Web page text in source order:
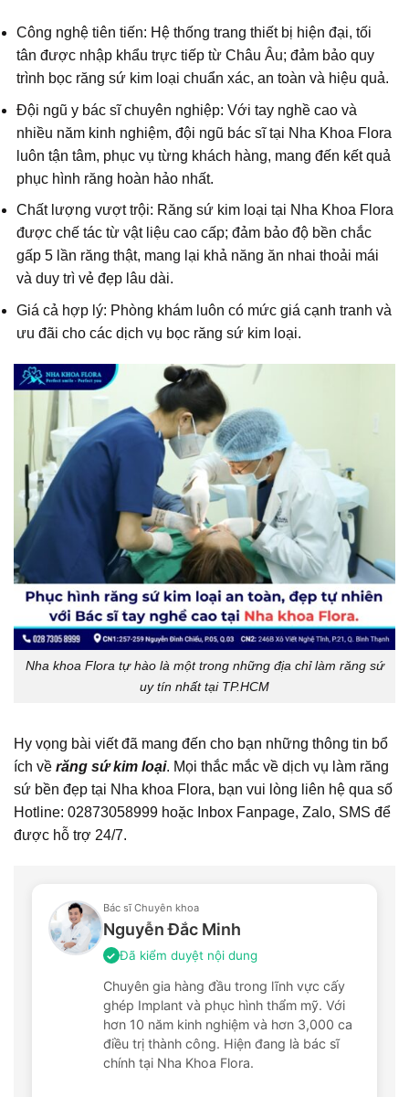
Công nghệ tiên tiến: Hệ thống trang thiết bị hiện đại, tối
tân được nhập khẩu trực tiếp từ Châu Âu; đảm bảo quy
trình bọc răng sứ kim loại chuẩn xác, an toàn và hiệu quả.
Đội ngũ y bác sĩ chuyên nghiệp: Với tay nghề cao và
nhiều năm kinh nghiệm, đội ngũ bác sĩ tại Nha Khoa Flora
luôn tận tâm, phục vụ từng khách hàng, mang đến kết quả
phục hình răng hoàn hảo nhất.
Chất lượng vượt trội: Răng sứ kim loại tại Nha Khoa Flora
được chế tác từ vật liệu cao cấp; đảm bảo độ bền chắc
gấp 5 lần răng thật, mang lại khả năng ăn nhai thoải mái
và duy trì vẻ đẹp lâu dài.
Giá cả hợp lý: Phòng khám luôn có mức giá cạnh tranh và
ưu đãi cho các dịch vụ bọc răng sứ kim loại.
Nha khoa Flora tự hào là một trong những địa chỉ làm răng sứ
uy tín nhất tại TP.HCM
Hy vọng bài viết đã mang đến cho bạn những thông tin bổ
ích về răng sứ kim loại. Mọi thắc mắc về dịch vụ làm răng
sứ bền đẹp tại Nha khoa Flora, bạn vui lòng liên hệ qua số
Hotline: 02873058999 hoặc Inbox Fanpage, Zalo, SMS để
được hỗ trợ 24/7.
Bác sĩ Chuyên khoa
Nguyễn Đắc Minh
✓ Đã kiểm duyệt nội dung
Chuyên gia hàng đầu trong lĩnh vực cấy
ghép Implant và phục hình thẩm mỹ. Với
hơn 10 năm kinh nghiệm và hơn 3,000 ca
điều trị thành công. Hiện đang là bác sĩ
chính tại Nha Khoa Flora.